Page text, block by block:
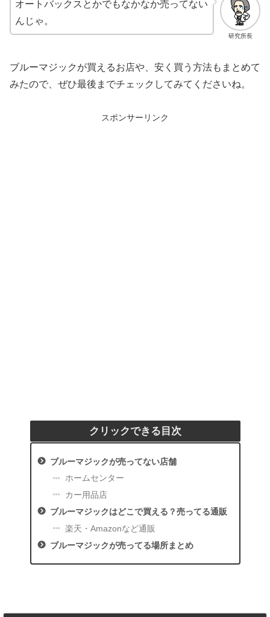
研究所長
オートバックスとかでもなかなか売ってない
んじゃ。
ブルーマジックが買えるお店や、安く買う方法もまとめて
みたので、ぜひ最後までチェックしてみてくださいね。
スポンサーリンク
クリックできる目次
ブルーマジックが売ってない店舗
ホームセンター
カー用品店
ブルーマジックはどこで買える？売ってる通販
楽天・Amazonなど通販
ブルーマジックが売ってる場所まとめ